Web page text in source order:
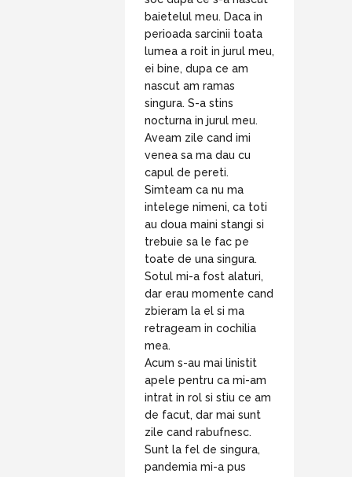
baietelul meu. Daca in
perioada sarcinii toata
lumea a roit in jurul meu,
ei bine, dupa ce am
nascut am ramas
singura. S-a stins
nocturna in jurul meu.
Aveam zile cand imi
venea sa ma dau cu
capul de pereti.
Simteam ca nu ma
intelege nimeni, ca toti
au doua maini stangi si
trebuie sa le fac pe
toate de una singura.
Sotul mi-a fost alaturi,
dar erau momente cand
zbieram la el si ma
retrageam in cochilia
mea.
Acum s-au mai linistit
apele pentru ca mi-am
intrat in rol si stiu ce am
de facut, dar mai sunt
zile cand rabufnesc.
Sunt la fel de singura,
pandemia mi-a pus